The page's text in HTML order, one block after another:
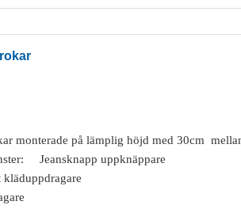
monterade på lämplig höjd med 30cm
Jeansknapp uppknäppare
kläduppdragare